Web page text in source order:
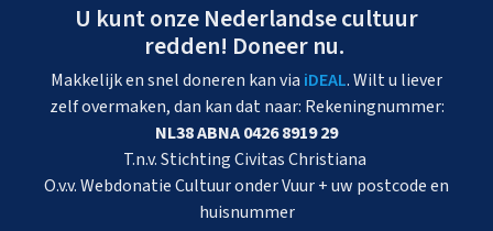
U kunt onze Nederlandse cultuur
redden! Doneer nu.
Makkelijk en snel doneren kan via iDEAL. Wilt u liever
zelf overmaken, dan kan dat naar: Rekeningnummer:
NL38 ABNA 0426 8919 29
T.n.v. Stichting Civitas Christiana
O.v.v. Webdonatie Cultuur onder Vuur + uw postcode en
huisnummer